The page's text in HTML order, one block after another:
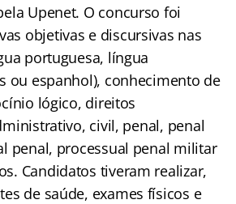
Upenet. O concurso foi
objetivas e discursivas nas
portuguesa, língua
ou espanhol), conhecimento de
lógico, direitos
civil, penal, penal
penal, processual penal militar
Candidatos tiveram realizar,
de saúde, exames físicos e